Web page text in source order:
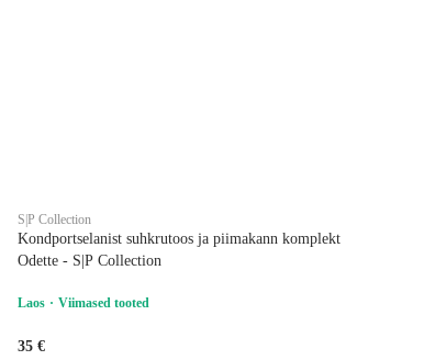
S|P Collection
Kondportselanist suhkrutoos ja piimakann komplekt
Odette - S|P Collection
Laos Viimased tooted
35 €